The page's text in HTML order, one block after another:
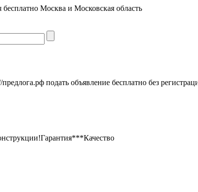
Москва и Московская область
подать объявление бесплатно без